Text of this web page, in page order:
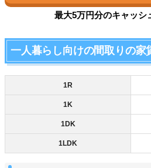
最大5万円分のキャッシ
一人暮らし向けの間取りの家
1R
1K
1DK
1LDK